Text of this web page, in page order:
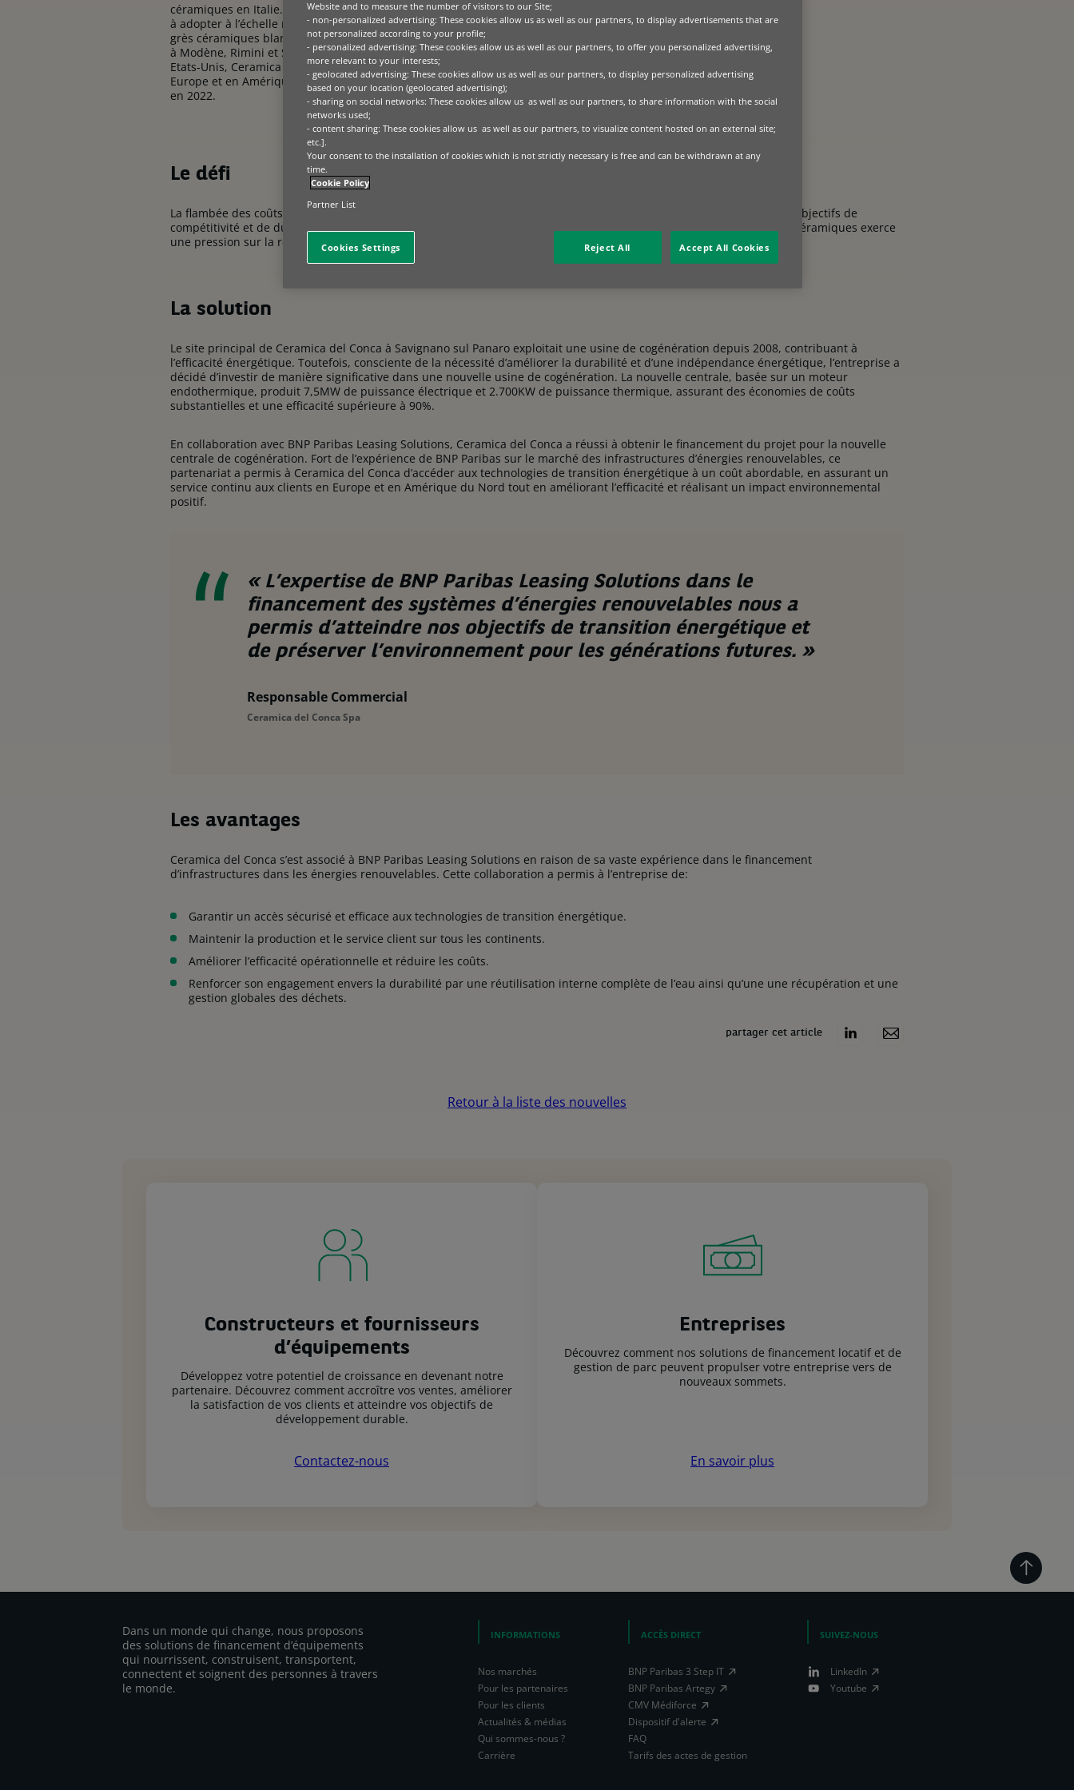
céramiques en Italie. Reconnue pour son innovation, l’entreprise a été l’une des premières
à adopter à l’échelle mondiale le processus de création de carreaux vitrés simples sur des
grès céramiques blancs et à utiliser la technologie des grès en porcelaine. Avec des usines
à Modène, Rimini et Saint-Marin, et une installation supplémentaire au Tennessee, aux
Etats-Unis, Ceramica del Conca exporte 80% de ses produits vers des marchés clés en
Europe et en Amérique du Nord, générant un chiffre d’affaires total de 180 millions d’euros
en 2022.
Le défi
​La flambée des coûts énergétiques + 150% pour l’électricité et + 200% pour le gaz entre 2019 et 2023 – a menacé les objectifs de
compétitivité et de durabilité de Ceramica del Conca. La forte consommation d’énergie inhérente à la fabrication de céramiques exerce
une pression sur la rentabilité et la responsabilité environnementale.
La solution
​Le site principal de Ceramica del Conca à Savignano sul Panaro exploitait une usine de cogénération depuis 2008, contribuant à
l’efficacité énergétique. Toutefois, consciente de la nécessité d’améliorer la durabilité et d’une indépendance énergétique, l’entreprise a
décidé d’investir de manière significative dans une nouvelle usine de cogénération. La nouvelle centrale, basée sur un moteur
endothermique, produit 7,5MW de puissance électrique et 2.700KW de puissance thermique, assurant des économies de coûts
substantielles et une efficacité supérieure à 90%.
En collaboration avec BNP Paribas Leasing Solutions, Ceramica del Conca a réussi à obtenir le financement du projet pour la nouvelle
centrale de cogénération. Fort de l’expérience de BNP Paribas sur le marché des infrastructures d’énergies renouvelables, ce
partenariat a permis à Ceramica del Conca d’accéder aux technologies de transition énergétique à un coût abordable, en assurant un
service continu aux clients en Europe et en Amérique du Nord tout en améliorant l’efficacité et réalisant un impact environnemental
positif.
« L’expertise de BNP Paribas Leasing Solutions dans le
financement des systèmes d’énergies renouvelables nous a
permis d’atteindre nos objectifs de transition énergétique et
de préserver l’environnement pour les générations futures. »
Responsable Commercial
Ceramica del Conca Spa
Les avantages
Ceramica del Conca s’est associé à BNP Paribas Leasing Solutions en raison de sa vaste expérience dans le financement
d’infrastructures dans les énergies renouvelables. Cette collaboration a permis à l’entreprise de:
Garantir un accès sécurisé et efficace aux technologies de transition énergétique.
Maintenir la production et le service client sur tous les continents.
​Améliorer l’efficacité opérationnelle et réduire les coûts.
Renforcer son engagement envers la durabilité par une réutilisation interne complète de l’eau ainsi qu’une une récupération et une
gestion globales des déchets.
partager cet article
Retour à la liste des nouvelles
Constructeurs et fournisseurs
d’équipements
Développez votre potentiel de croissance en devenant notre
partenaire. Découvrez comment accroître vos ventes, améliorer
la satisfaction de vos clients et atteindre vos objectifs de
développement durable.
Contactez-nous
Entreprises
Découvrez comment nos solutions de financement locatif et de
gestion de parc peuvent propulser votre entreprise vers de
nouveaux sommets.
En savoir plus
Dans un monde qui change, nous proposons
des solutions de financement d’équipements
qui nourrissent, construisent, transportent,
connectent et soignent des personnes à travers
le monde.
INFORMATIONS
Nos marchés
Pour les partenaires
Pour les clients
Actualités & médias
Qui sommes-nous ?
Carrière
ACCÈS DIRECT
BNP Paribas 3 Step IT
BNP Paribas Artegy
CMV Médiforce
Dispositif d'alerte
FAQ
Tarifs des actes de gestion
SUIVEZ-NOUS
LinkedIn
Youtube
Website and to measure the number of visitors to our Site;
- non-personalized advertising: These cookies allow us as well as our partners, to display advertisements that are
not personalized according to your profile;
- personalized advertising: These cookies allow us as well as our partners, to offer you personalized advertising,
more relevant to your interests;
- geolocated advertising: These cookies allow us as well as our partners, to display personalized advertising
based on your location (geolocated advertising);
- sharing on social networks: These cookies allow us as well as our partners, to share information with the social
networks used;
- content sharing: These cookies allow us as well as our partners, to visualize content hosted on an external site;
etc.].
Your consent to the installation of cookies which is not strictly necessary is free and can be withdrawn at any
time.
Cookie Policy
Partner List
Cookies Settings Reject All Accept All Cookies